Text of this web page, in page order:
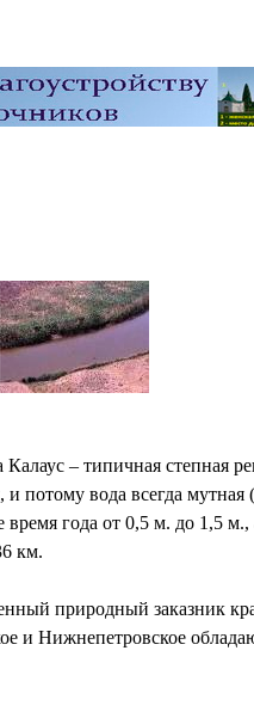
– типичная степная
вода всегда
года от 0,5 м. до 1,5
км.
природный заказник
и Нижнепетровское